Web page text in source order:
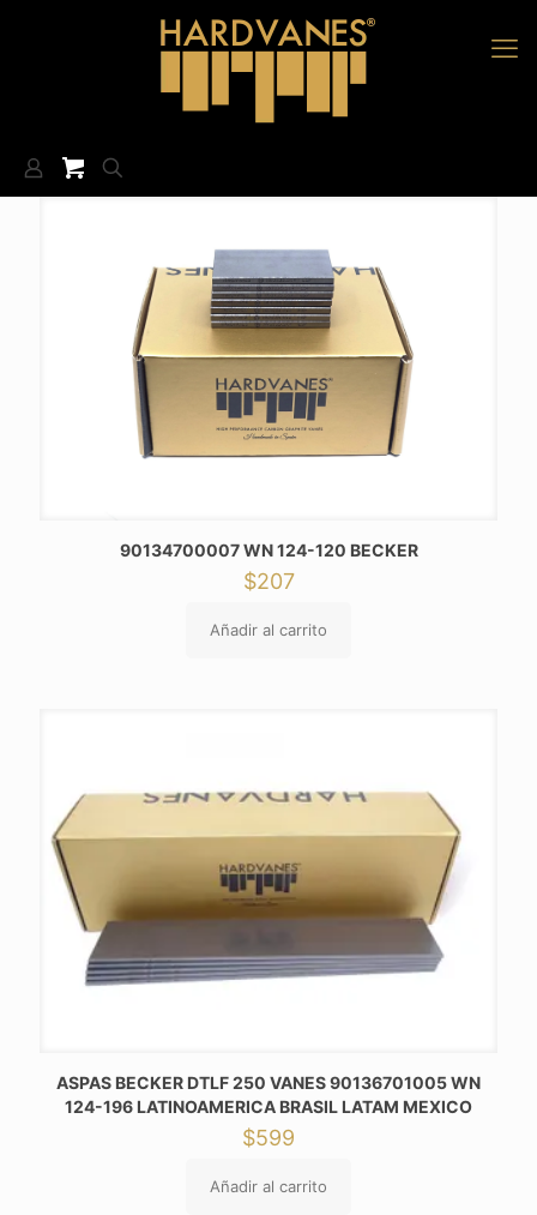
90134700007 WN 124-120 BECKER
$207
Añadir al carrito
ASPAS BECKER DTLF 250 VANES 90136701005 WN
124-196 LATINOAMERICA BRASIL LATAM MEXICO
$599
Añadir al carrito